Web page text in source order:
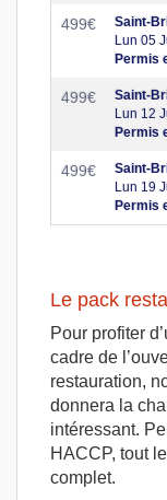
499€
Saint-
Lun 05
Permis
499€
Saint-
Lun 12
Permis
499€
Saint-
Lun 19
Permis
Le pack
Pour profiter
cadre de
restauration,
donnera la
intéressant.
HACCP, tout
complet.